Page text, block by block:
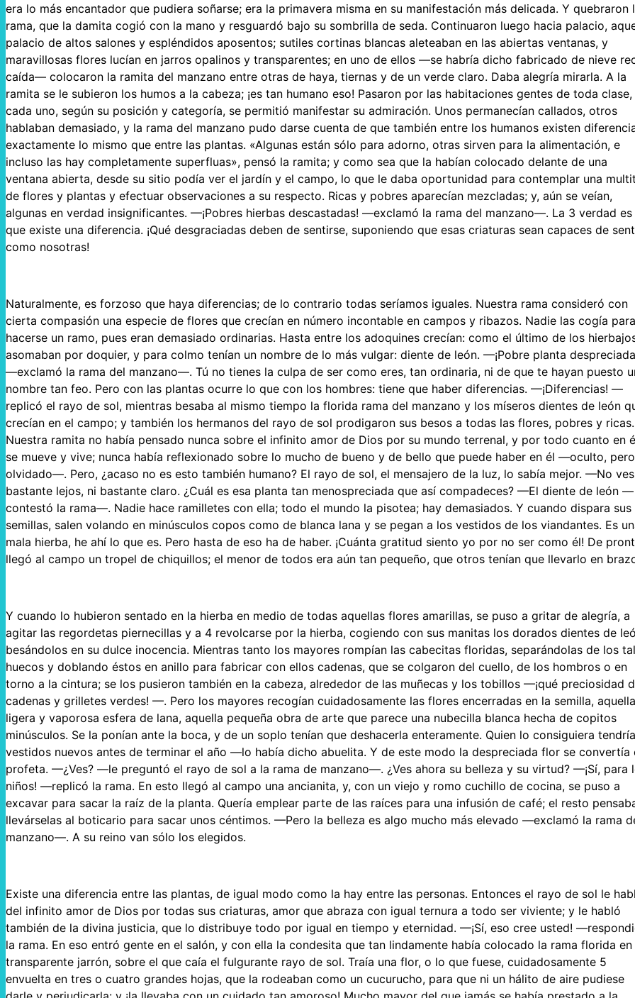
era lo más encantador que pudiera soñarse; era la primavera misma en su manifestación más delicada. Y quebraron
rama, que la damita cogió con la mano y resguardó bajo su sombrilla de seda. Continuaron luego hacia palacio,
palacio de altos salones y espléndidos aposentos; sutiles cortinas blancas aleteaban en las abiertas ventanas, y
maravillosas flores lucían en jarros opalinos y transparentes; en uno de ellos —se habría dicho fabricado de nieve
caída— colocaron la ramita del manzano entre otras de haya, tiernas y de un verde claro. Daba alegría mirarla. A la
ramita se le subieron los humos a la cabeza; ¡es tan humano eso! Pasaron por las habitaciones gentes de toda
cada uno, según su posición y categoría, se permitió manifestar su admiración. Unos permanecían callados, otros
hablaban demasiado, y la rama del manzano pudo darse cuenta de que también entre los humanos existen
exactamente lo mismo que entre las plantas. «Algunas están sólo para adorno, otras sirven para la alimentación, e
incluso las hay completamente superfluas», pensó la ramita; y como sea que la habían colocado delante de una
ventana abierta, desde su sitio podía ver el jardín y el campo, lo que le daba oportunidad para contemplar una
de flores y plantas y efectuar observaciones a su respecto. Ricas y pobres aparecían mezcladas; y, aún se veían,
algunas en verdad insignificantes. —¡Pobres hierbas descastadas! —exclamó la rama del manzano—. La 3 verdad es
que existe una diferencia. ¡Qué desgraciadas deben de sentirse, suponiendo que esas criaturas sean capaces de
como nosotras!
Naturalmente, es forzoso que haya diferencias; de lo contrario todas seríamos iguales. Nuestra rama consideró con
cierta compasión una especie de flores que crecían en número incontable en campos y ribazos. Nadie las cogía para
hacerse un ramo, pues eran demasiado ordinarias. Hasta entre los adoquines crecían: como el último de los
asomaban por doquier, y para colmo tenían un nombre de lo más vulgar: diente de león. —¡Pobre planta
—exclamó la rama del manzano—. Tú no tienes la culpa de ser como eres, tan ordinaria, ni de que te hayan puesto
nombre tan feo. Pero con las plantas ocurre lo que con los hombres: tiene que haber diferencias. —¡Diferencias! —
replicó el rayo de sol, mientras besaba al mismo tiempo la florida rama del manzano y los míseros dientes de león
crecían en el campo; y también los hermanos del rayo de sol prodigaron sus besos a todas las flores, pobres y ricas.
Nuestra ramita no había pensado nunca sobre el infinito amor de Dios por su mundo terrenal, y por todo cuanto en
se mueve y vive; nunca había reflexionado sobre lo mucho de bueno y de bello que puede haber en él —oculto,
olvidado—. Pero, ¿acaso no es esto también humano? El rayo de sol, el mensajero de la luz, lo sabía mejor. —No ves
bastante lejos, ni bastante claro. ¿Cuál es esa planta tan menospreciada que así compadeces? —El diente de león —
contestó la rama—. Nadie hace ramilletes con ella; todo el mundo la pisotea; hay demasiados. Y cuando dispara sus
semillas, salen volando en minúsculos copos como de blanca lana y se pegan a los vestidos de los viandantes. Es
mala hierba, he ahí lo que es. Pero hasta de eso ha de haber. ¡Cuánta gratitud siento yo por no ser como él! De
llegó al campo un tropel de chiquillos; el menor de todos era aún tan pequeño, que otros tenían que llevarlo en
Y cuando lo hubieron sentado en la hierba en medio de todas aquellas flores amarillas, se puso a gritar de alegría, a
agitar las regordetas piernecillas y a 4 revolcarse por la hierba, cogiendo con sus manitas los dorados dientes de
besándolos en su dulce inocencia. Mientras tanto los mayores rompían las cabecitas floridas, separándolas de los
huecos y doblando éstos en anillo para fabricar con ellos cadenas, que se colgaron del cuello, de los hombros o en
torno a la cintura; se los pusieron también en la cabeza, alrededor de las muñecas y los tobillos —¡qué preciosidad
cadenas y grilletes verdes! —. Pero los mayores recogían cuidadosamente las flores encerradas en la semilla, aquella
ligera y vaporosa esfera de lana, aquella pequeña obra de arte que parece una nubecilla blanca hecha de copitos
minúsculos. Se la ponían ante la boca, y de un soplo tenían que deshacerla enteramente. Quien lo consiguiera tendría
vestidos nuevos antes de terminar el año —lo había dicho abuelita. Y de este modo la despreciada flor se convertía
profeta. —¿Ves? —le preguntó el rayo de sol a la rama de manzano—. ¿Ves ahora su belleza y su virtud? —¡Sí, para
niños! —replicó la rama. En esto llegó al campo una ancianita, y, con un viejo y romo cuchillo de cocina, se puso a
excavar para sacar la raíz de la planta. Quería emplear parte de las raíces para una infusión de café; el resto
llevárselas al boticario para sacar unos céntimos. —Pero la belleza es algo mucho más elevado —exclamó la rama
manzano—. A su reino van sólo los elegidos.
Existe una diferencia entre las plantas, de igual modo como la hay entre las personas. Entonces el rayo de sol le
del infinito amor de Dios por todas sus criaturas, amor que abraza con igual ternura a todo ser viviente; y le habló
también de la divina justicia, que lo distribuye todo por igual en tiempo y eternidad. —¡Sí, eso cree usted!
la rama. En eso entró gente en el salón, y con ella la condesita que tan lindamente había colocado la rama florida en
transparente jarrón, sobre el que caía el fulgurante rayo de sol. Traía una flor, o lo que fuese, cuidadosamente 5
envuelta en tres o cuatro grandes hojas, que la rodeaban como un cucurucho, para que ni un hálito de aire pudiese